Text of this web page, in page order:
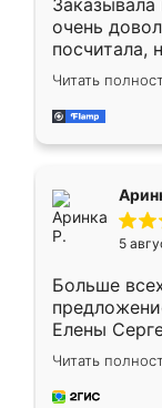
Заказывала
очень
посчитала,
Замерщик
делу со
за день,
Читать
5
Больше
Елены
короткие
для замера
предложил
Читать